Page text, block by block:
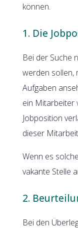
können.
1. Die
Bei der Suche
werden sollen,
Aufgaben
ein Mitarbeiter
Jobposition
dieser
Wenn es
vakante Stelle
2.
Bei den